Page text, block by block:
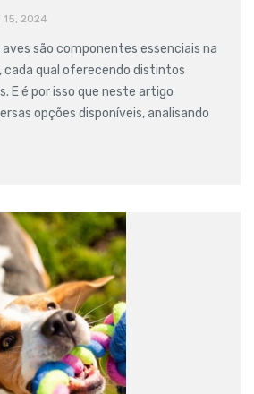
15, 2024
são componentes essenciais na
cada qual oferecendo distintos
E é por isso que neste artigo
opções disponíveis, analisando